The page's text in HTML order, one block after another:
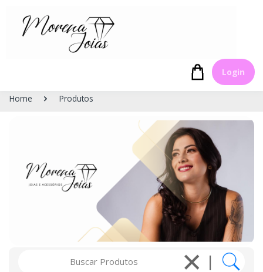
Login
Home Produtos
|